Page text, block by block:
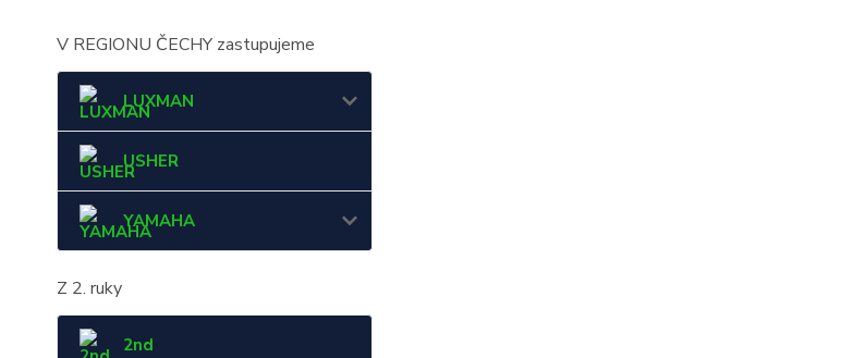
V REGIONU ČECHY zastupujeme
LUXMAN
USHER
YAMAHA
Z 2. ruky
2nd